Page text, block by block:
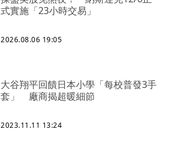
式實施「23小時交易」
2026.08.06 19:05
大谷翔平回饋日本小學「每校普發3手
套」 廠商揭超暖細節
2023.11.11 13:24